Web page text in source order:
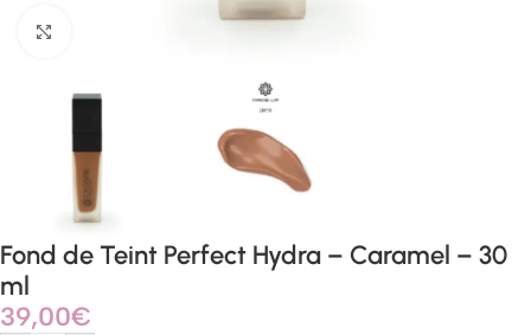
Fond de Teint Perfect Hydra – Caramel – 30
ml
39,00€